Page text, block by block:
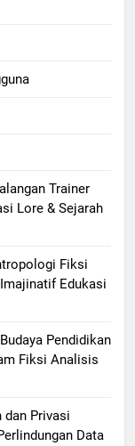
Trainer
Lore & Sejarah
Fiksi
Edukasi
Pendidikan
Fiksi Analisis
dan Privasi
Data